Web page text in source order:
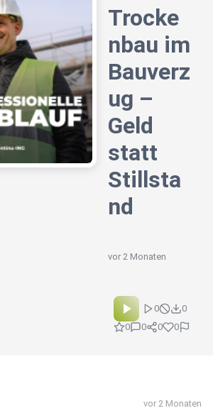
Trocke
nbau im
Bauverz
ug –
Geld
statt
Stillsta
nd
vor 2 Monaten
0
0
0
0 0 0
vor 2 Monaten